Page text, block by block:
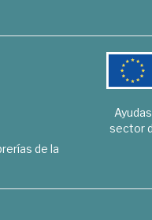
de la
sector